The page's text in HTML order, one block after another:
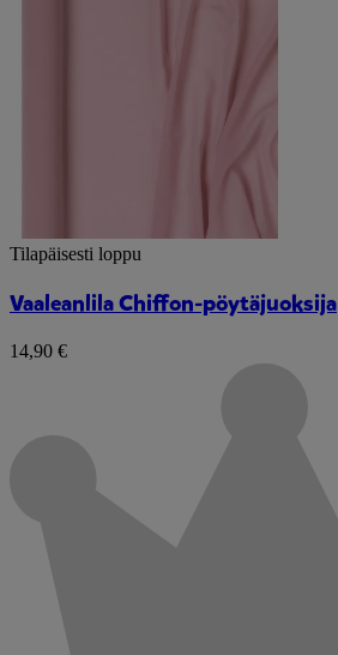
Tilapäisesti loppu
Vaaleanlila Chiffon-pöytäjuoksija
14,90 €